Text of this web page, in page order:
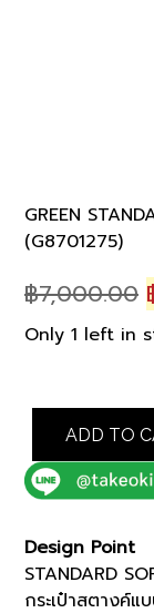
GREEN
(G8701275)
฿7,000.00
Only 1 left in
GREEN
STANDARD
SOFT
LEATHER
(G8701275)
quantity
ADD TO
Design Point
STANDARD
กระเป๋าสตางค์